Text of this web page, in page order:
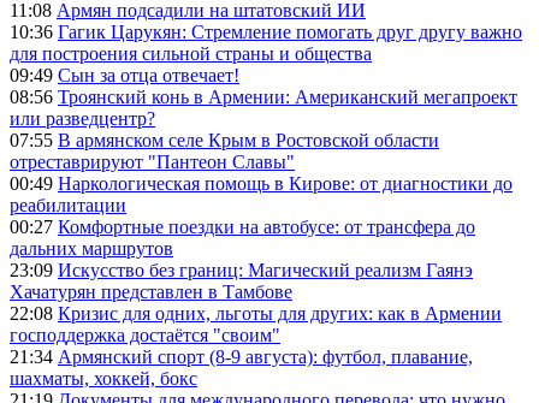
11:08 Армян подсадили на штатовский ИИ
10:36 Гагик Царукян: Стремление помогать друг другу важно
для построения сильной страны и общества
09:49 Сын за отца отвечает!
08:56 Троянский конь в Армении: Американский мегапроект
или разведцентр?
07:55 В армянском селе Крым в Ростовской области
отреставрируют "Пантеон Славы"
00:49 Наркологическая помощь в Кирове: от диагностики до
реабилитации
00:27 Комфортные поездки на автобусе: от трансфера до
дальних маршрутов
23:09 Искусство без границ: Магический реализм Гаянэ
Хачатурян представлен в Тамбове
22:08 Кризис для одних, льготы для других: как в Армении
господдержка достаётся "своим"
21:34 Армянский спорт (8-9 августа): футбол, плавание,
шахматы, хоккей, бокс